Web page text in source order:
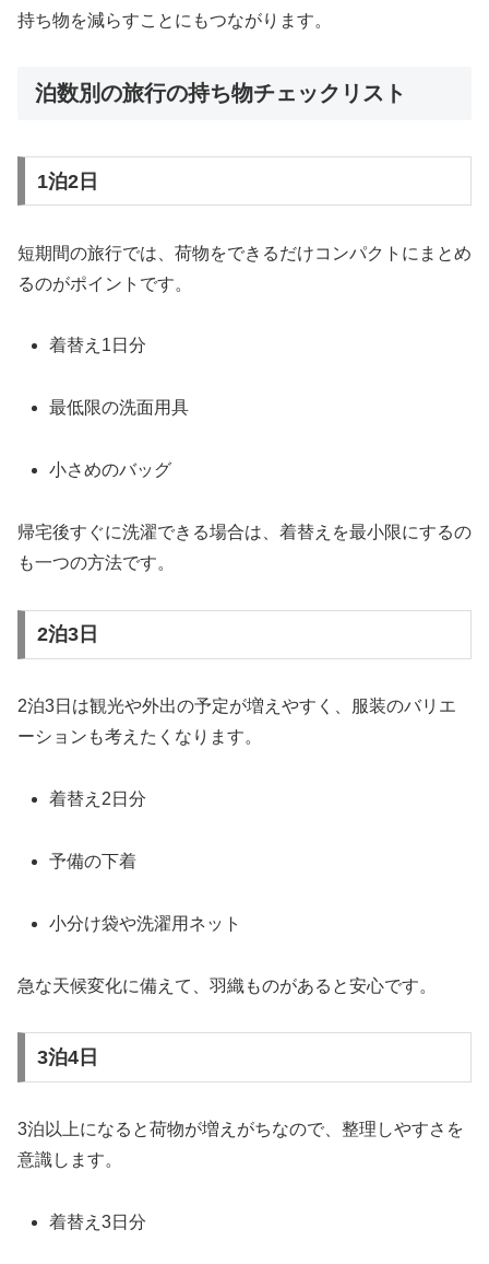
持ち物を減らすことにもつながります。
泊数別の旅行の持ち物チェックリスト
1泊2日
短期間の旅行では、荷物をできるだけコンパクトにまとめ
るのがポイントです。
着替え1日分
最低限の洗面用具
小さめのバッグ
帰宅後すぐに洗濯できる場合は、着替えを最小限にするの
も一つの方法です。
2泊3日
2泊3日は観光や外出の予定が増えやすく、服装のバリエ
ーションも考えたくなります。
着替え2日分
予備の下着
小分け袋や洗濯用ネット
急な天候変化に備えて、羽織ものがあると安心です。
3泊4日
3泊以上になると荷物が増えがちなので、整理しやすさを
意識します。
着替え3日分